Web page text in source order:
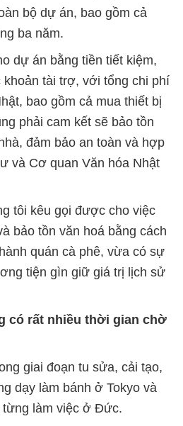
bộ dự án, bao gồm cả
ba năm.
dự án bằng tiền tiết kiệm,
khoản tài trợ, với tổng chi phí
bao gồm cả mua thiết bị
phải cam kết sẽ bảo tồn
đảm bảo an toàn và hợp
và Cơ quan Văn hóa Nhật
tôi kêu gọi được cho việc
bảo tồn văn hoá bằng cách
quán cà phê, vừa có sự
tiện gìn giữ giá trị lịch sử
có rất nhiều thời gian chờ
giai đoạn tu sửa, cải tạo,
dạy làm bánh ở Tokyo và
làm việc ở Đức.